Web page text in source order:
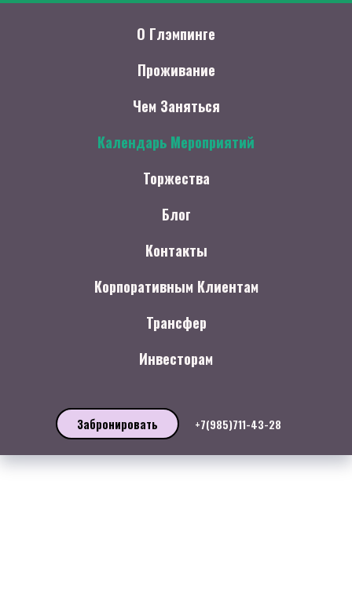
О Глэмпинге
Проживание
Чем Заняться
Календарь Мероприятий
Торжества
Блог
Контакты
Корпоративным Клиентам
Трансфер
Инвесторам
Забронировать +7(985)711-43-28